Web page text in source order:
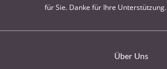
für Sie. Danke für Ihre Unterstützung.
Über Uns